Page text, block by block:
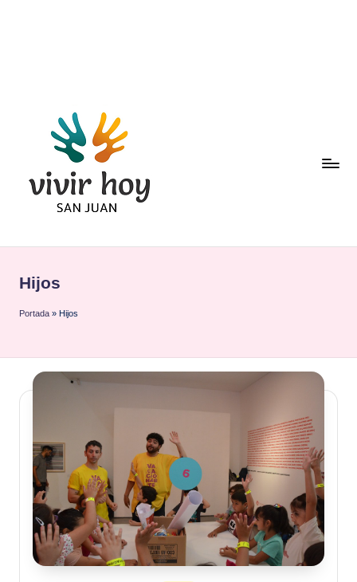
Saltar
contenido
Hijos
Portada » Hijos